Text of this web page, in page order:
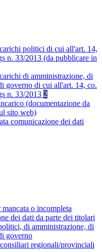
politici di cui all'art. 14,
n. 33/2013 (da pubblicare in
di amministrazione, di
governo di cui all'art. 14, co.
n. 33/2013 2
(documentazione da
sito web)
comunicazione dei dati
mancata o incompleta
dei dati da parte dei titolari
di amministrazione, di
governo
regionali/provinciali